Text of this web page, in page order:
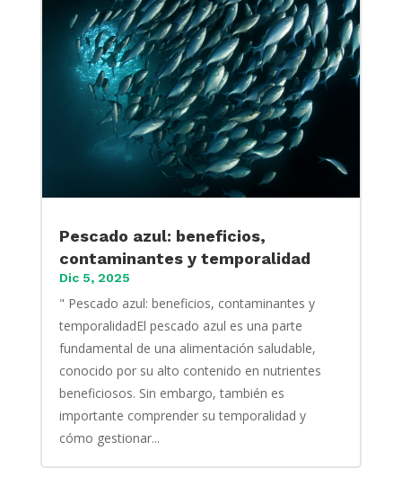
Pescado azul: beneficios,
contaminantes y temporalidad
Dic 5, 2025
" Pescado azul: beneficios, contaminantes y
temporalidadEl pescado azul es una parte
fundamental de una alimentación saludable,
conocido por su alto contenido en nutrientes
beneficiosos. Sin embargo, también es
importante comprender su temporalidad y
cómo gestionar...